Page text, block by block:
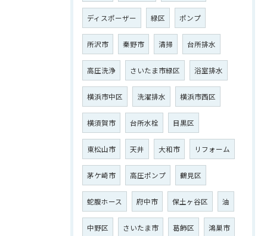
ディスポーザー 緑区 ポンプ
所沢市 秦野市 清掃 台所排水
高圧洗浄 さいたま市緑区 浴室排水
横浜市中区 洗濯排水 横浜市西区
横須賀市 台所水栓 目黒区
東松山市 天井 大和市 リフォーム
茅ケ崎市 高圧ポンプ 鶴見区
蛇腹ホース 府中市 保土ヶ谷区 油
中野区 さいたま市 葛飾区 鴻巣市
ご相談はこちら